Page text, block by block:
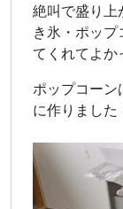
絶叫で盛り上
き氷・ポッ
てくれてよか
ポップコーン
に作りました